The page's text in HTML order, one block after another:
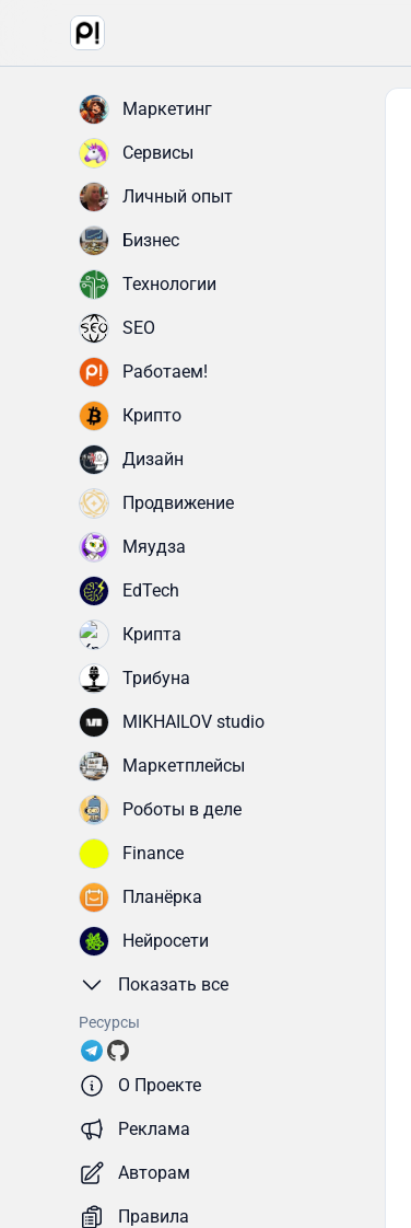
Маркетинг
Сервисы
Личный опыт
Бизнес
Технологии
SEO
Работаем!
Крипто
Дизайн
Продвижение
Мяудза
EdTech
Крипта
Трибуна
MIKHAILOV studio
Маркетплейсы
Роботы в деле
Finance
Планёрка
Нейросети
Показать все
Ресурсы
О Проекте
Реклама
Авторам
Правила